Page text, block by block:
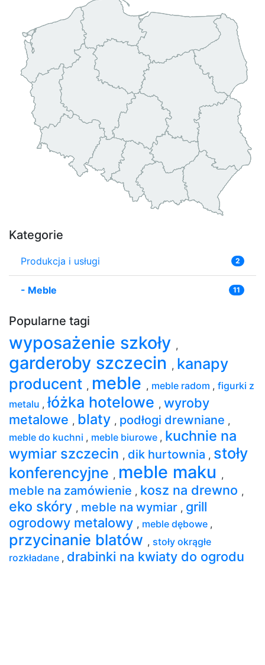
Kategorie
Produkcja i usługi 2
- Meble 11
Popularne tagi
wyposażenie szkoły ,
garderoby szczecin , kanapy
producent , meble , meble radom , figurki z
metalu , łóżka hotelowe , wyroby
metalowe , blaty , podłogi drewniane ,
meble do kuchni , meble biurowe , kuchnie na
wymiar szczecin , dik hurtownia , stoły
konferencyjne , meble maku ,
meble na zamówienie , kosz na drewno ,
eko skóry , meble na wymiar , grill
ogrodowy metalowy , meble dębowe ,
przycinanie blatów , stoły okrągłe
rozkładane , drabinki na kwiaty do ogrodu